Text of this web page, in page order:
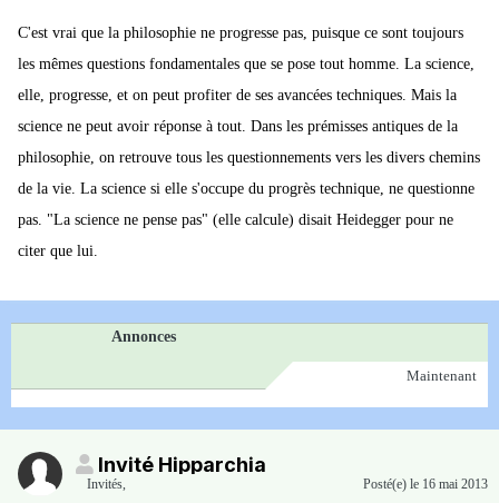
C'est vrai que la philosophie ne progresse pas, puisque ce sont toujours
les mêmes questions fondamentales que se pose tout homme. La science,
elle, progresse, et on peut profiter de ses avancées techniques. Mais la
science ne peut avoir réponse à tout. Dans les prémisses antiques de la
philosophie, on retrouve tous les questionnements vers les divers chemins
de la vie. La science si elle s'occupe du progrès technique, ne questionne
pas. "La science ne pense pas" (elle calcule) disait Heidegger pour ne
citer que lui.
Annonces
Maintenant
Invité Hipparchia
Invités, Posté(e) le 16 mai 2013